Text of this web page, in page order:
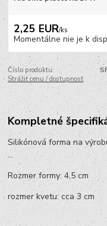
2,25 EUR/ks
Momentálne nie je k
Číslo produktu:
Strážiť cenu / dostupnosť
Kompletné
Silikónová forma na
...
Rozmer formy: 4,5 cm
rozmer kvetu: cca 3 cm